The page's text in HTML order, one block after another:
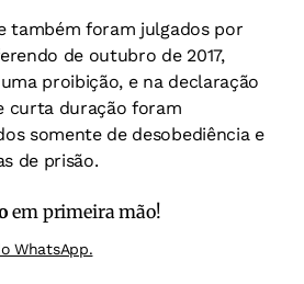
também foram julgados por
de outubro de 2017,
proibição, e na declaração
curta duração foram
somente de desobediência e
de prisão.
em primeira mão!
WhatsApp.